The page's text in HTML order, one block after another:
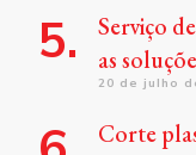
Serviço
as
20 de julho
Corte